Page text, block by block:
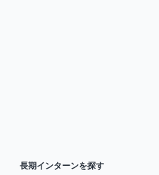
長期インターンを探す